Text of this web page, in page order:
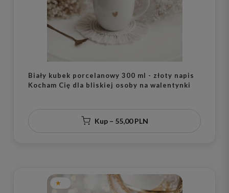
Biały kubek porcelanowy 300 ml - złoty napis
Kocham Cię dla bliskiej osoby na walentynki
Kup – 55,00 PLN